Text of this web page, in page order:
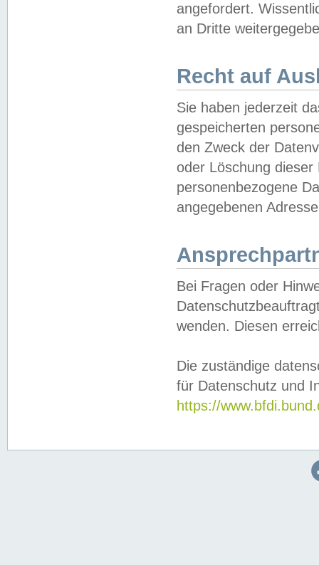
angefordert.
an Dritte
Recht auf
Sie haben jederzeit
gespeicherten
den Zweck der
oder Löschung
personenbezogene
angegebenen
Bei Fragen oder
wenden. Diesen
Die zuständige
für Datenschutz und
https://